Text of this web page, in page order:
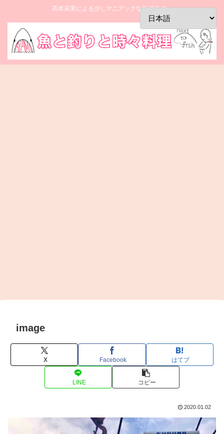
高本采実による少しマニアックな魚ブログ。
image
X Facebook はてブ
LINE コピー
2020.01.02